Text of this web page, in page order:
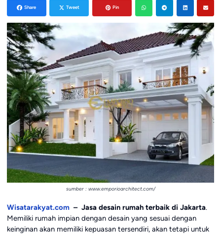
Share Tweet Pin
sumber : www.emporioarchitect.com/
Wisatarakyat.com – Jasa desain rumah terbaik di Jakarta.
Memiliki rumah impian dengan desain yang sesuai dengan
keinginan akan memiliki kepuasan tersendiri, akan tetapi untuk